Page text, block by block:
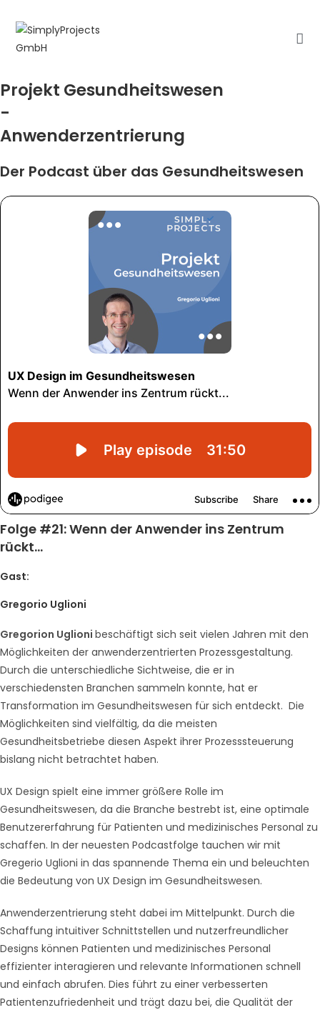
Inhalt
springen
Projekt Gesundheitswesen
-
Anwenderzentrierung
Der Podcast über das Gesundheitswesen
Folge #21: Wenn der Anwender ins Zentrum
rückt…
Gast:
Gregorio Uglioni
Gregorion Uglioni beschäftigt sich seit vielen Jahren mit den
Möglichkeiten der anwenderzentrierten Prozessgestaltung.
Durch die unterschiedliche Sichtweise, die er in
verschiedensten Branchen sammeln konnte, hat er
Transformation im Gesundheitswesen für sich entdeckt. Die
Möglichkeiten sind vielfältig, da die meisten
Gesundheitsbetriebe diesen Aspekt ihrer Prozesssteuerung
bislang nicht betrachtet haben.
UX Design spielt eine immer größere Rolle im
Gesundheitswesen, da die Branche bestrebt ist, eine optimale
Benutzererfahrung für Patienten und medizinisches Personal zu
schaffen. In der neuesten Podcastfolge tauchen wir mit
Gregerio Uglioni in das spannende Thema ein und beleuchten
die Bedeutung von UX Design im Gesundheitswesen.
Anwenderzentrierung steht dabei im Mittelpunkt. Durch die
Schaffung intuitiver Schnittstellen und nutzerfreundlicher
Designs können Patienten und medizinisches Personal
effizienter interagieren und relevante Informationen schnell
und einfach abrufen. Dies führt zu einer verbesserten
Patientenzufriedenheit und trägt dazu bei, die Qualität der